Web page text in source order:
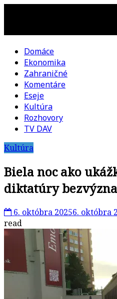
DAV
DVA
kultúrno-
politická
revue
Domáce
Ekonomika
Zahraničné
Komentáre
Eseje
Kultúra
Rozhovory
TV DAV
Kultúra
Biela noc ako
diktatúry
6. októbra 20256. októbra
read